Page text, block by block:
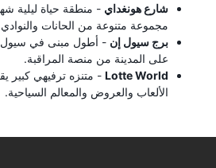
شارع هونغداي - منطقة حياة ليلية
مجموعة متنوعة من الحانات
برج سيول إن - أطول مبنى في سيول،
على المدينة من منصة المراقبة.
Lotte World - متنزه ترفيهي كبير
الألعاب والعروض والمعالم السياحية.